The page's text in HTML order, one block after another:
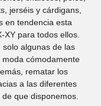
jerséis y cárdigans,
en tendencia esta
para todos ellos.
algunas de las
cómodamente
rematar los
a las diferentes
que disponemos.